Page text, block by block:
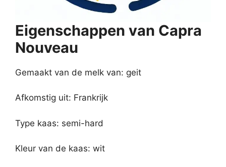
Eigenschappen van Capra
Nouveau
Gemaakt van de melk van: geit
Afkomstig uit: Frankrijk
Type kaas: semi-hard
Kleur van de kaas: wit